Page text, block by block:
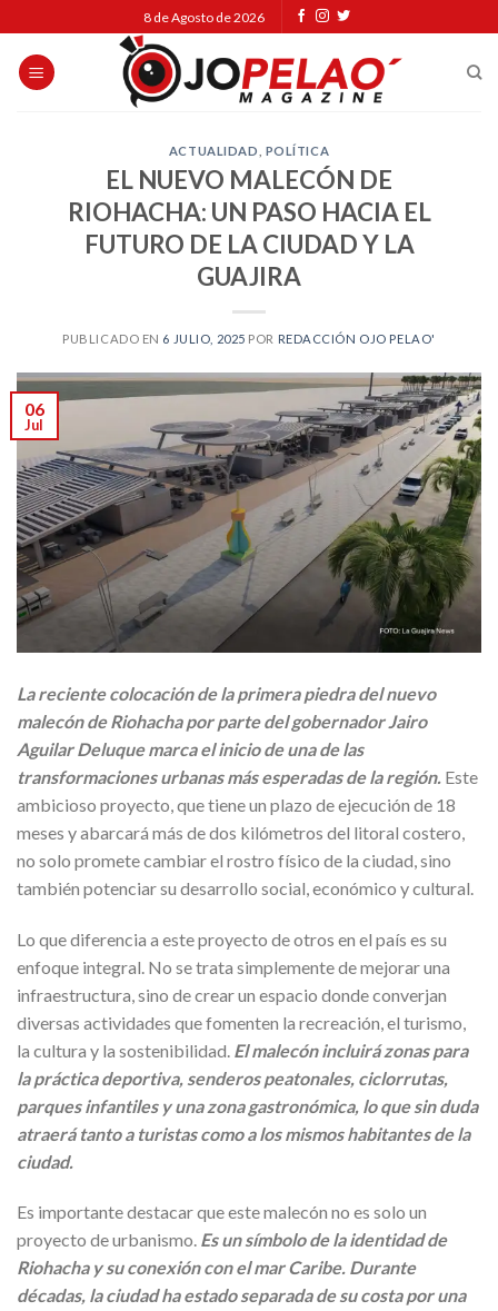
to
content
8 de Agosto de 2026
ACTUALIDAD POLÍTICA
EL NUEVO MALECÓN DE
RIOHACHA: UN PASO HACIA EL
FUTURO DE LA CIUDAD Y LA
GUAJIRA
PUBLICADO EN 6 JULIO, 2025 POR REDACCIÓN OJO PELAO'
06
Jul
La reciente colocación de la primera piedra del nuevo
malecón de Riohacha por parte del gobernador Jairo
Aguilar Deluque marca el inicio de una de las
transformaciones urbanas más esperadas de la región. Este
ambicioso proyecto, que tiene un plazo de ejecución de 18
meses y abarcará más de dos kilómetros del litoral costero,
no solo promete cambiar el rostro físico de la ciudad, sino
también potenciar su desarrollo social, económico y cultural.
Lo que diferencia a este proyecto de otros en el país es su
enfoque integral. No se trata simplemente de mejorar una
infraestructura, sino de crear un espacio donde converjan
diversas actividades que fomenten la recreación, el turismo,
la cultura y la sostenibilidad. El malecón incluirá zonas para
la práctica deportiva, senderos peatonales, ciclorrutas,
parques infantiles y una zona gastronómica, lo que sin duda
atraerá tanto a turistas como a los mismos habitantes de la
ciudad.
Es importante destacar que este malecón no es solo un
proyecto de urbanismo. Es un símbolo de la identidad de
Riohacha y su conexión con el mar Caribe. Durante
décadas, la ciudad ha estado separada de su costa por una